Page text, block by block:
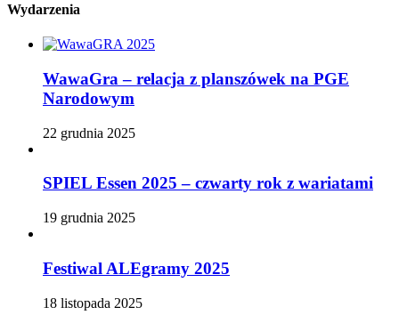
Wydarzenia
WawaGra – relacja z planszówek na PGE
Narodowym
22 grudnia 2025
SPIEL Essen 2025 – czwarty rok z wariatami
19 grudnia 2025
Festiwal ALEgramy 2025
18 listopada 2025